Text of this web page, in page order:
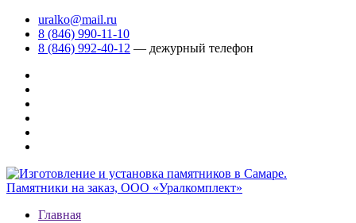
uralko@mail.ru
8 (846) 990-11-10
8 (846) 992-40-12 — дежурный телефон
Главная